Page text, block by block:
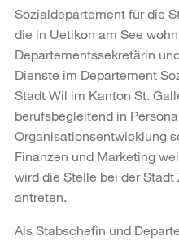
Sozialdepartement für die
die in Uetikon am See
Departementssekretärin
Dienste im Departement
Stadt Wil im Kanton St.
berufsbegleitend in
Organisationsentwicklung
Finanzen und Marketing
wird die Stelle bei der
antreten.
Als Stabschefin und